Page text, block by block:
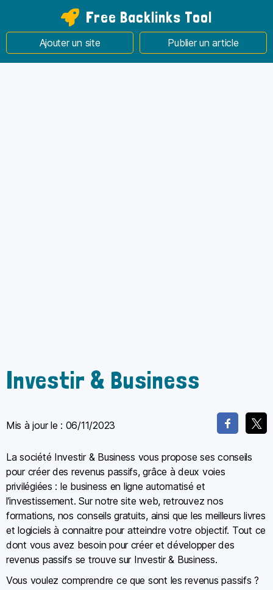
Free Backlinks Tool
Ajouter un site Publier un article
Investir & Business
Mis à jour le : 06/11/2023
La société Investir & Business vous propose ses conseils
pour créer des revenus passifs, grâce à deux voies
privilégiées : le business en ligne automatisé et
l’investissement. Sur notre site web, retrouvez nos
formations, nos conseils gratuits, ainsi que les meilleurs livres
et logiciels à connaitre pour atteindre votre objectif. Tout ce
dont vous avez besoin pour créer et développer des
revenus passifs se trouve sur Investir & Business.
Vous voulez comprendre ce que sont les revenus passifs ?